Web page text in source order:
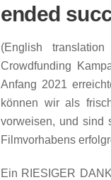
ended
(English
Crowdfunding
Anfang 2021
können wir als
vorweisen, und sind
Filmvorhabens
Ein RIESIGER